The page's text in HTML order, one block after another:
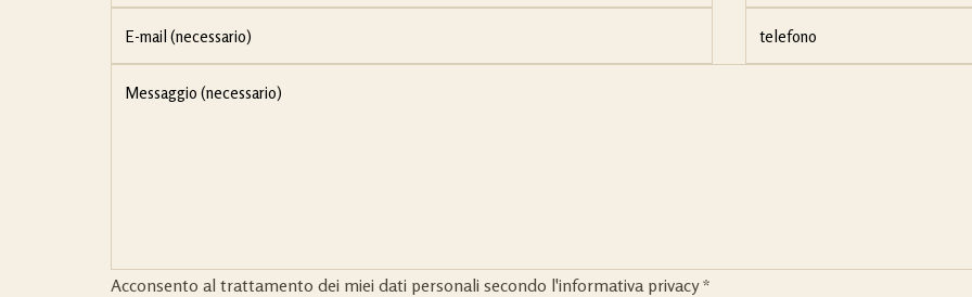
Acconsento al trattamento dei miei dati personali secondo l'informativa privacy*